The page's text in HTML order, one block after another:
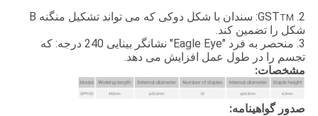
2. GST
TM
: سندان با شکل دوکی که می تواند تشکیل منگنه B
شکل را تضمین کند.
3. منحصر به فرد "Eagle Eye" نشانگر بینایی 240 درجه: که
تجسم را در طول عمل افزایش می دهد.
مشخصات:
صدور گواهینامه: